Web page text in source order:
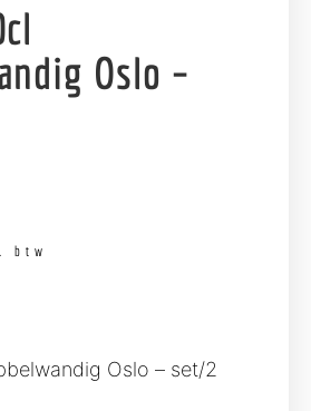
Oslo –
btw
Oslo – set/2